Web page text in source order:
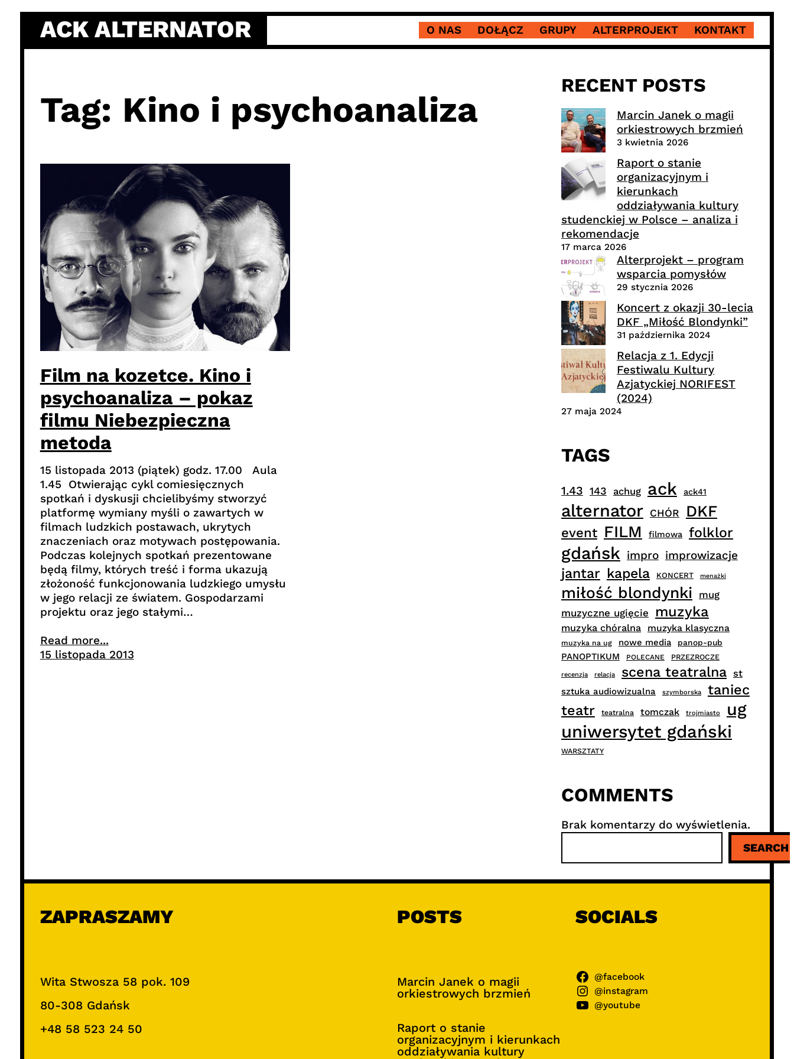
content
ACK ALTERNATOR O NAS DOŁĄCZ GRUPY ALTERPROJEKT KONTAKT
Tag: Kino i psychoanaliza
Film na kozetce. Kino i
psychoanaliza – pokaz
filmu Niebezpieczna
metoda
15 listopada 2013 (piątek) godz. 17.00 Aula
1.45 Otwierając cykl comiesięcznych
spotkań i dyskusji chcielibyśmy stworzyć
platformę wymiany myśli o zawartych w
filmach ludzkich postawach, ukrytych
znaczeniach oraz motywach postępowania.
Podczas kolejnych spotkań prezentowane
będą filmy, których treść i forma ukazują
złożoność funkcjonowania ludzkiego umysłu
w jego relacji ze światem. Gospodarzami
projektu oraz jego stałymi…
Read more...
15 listopada 2013
RECENT POSTS
Marcin Janek o magii
orkiestrowych brzmień
3 kwietnia 2026
Raport o stanie
organizacyjnym i
kierunkach
oddziaływania kultury
studenckiej w Polsce – analiza i
rekomendacje
17 marca 2026
Alterprojekt – program
wsparcia pomysłów
29 stycznia 2026
Koncert z okazji 30-lecia
DKF „Miłość Blondynki”
31 października 2024
Relacja z 1. Edycji
Festiwalu Kultury
Azjatyckiej NORIFEST
(2024)
27 maja 2024
TAGS
1.43 143 achug ack ack41
alternator CHÓR DKF
event FILM filmowa folklor
gdańsk impro improwizacje
jantar kapela KONCERT menażki
miłość blondynki mug
muzyczne ugięcie muzyka
muzyka chóralna muzyka klasyczna
muzyka na ug nowe media panop-pub
PANOPTIKUM POLECANE PRZEZROCZE
recenzja relacja scena teatralna st
sztuka audiowizualna szymborska
taniec
teatr
teatralna tomczak trojmiasto
ug
uniwersytet gdański
WARSZTATY
COMMENTS
Brak komentarzy do wyświetlenia.
u
k
SEARCH
ZAPRASZAMY
Wita Stwosza 58 pok. 109
80-308 Gdańsk
+48 58 523 24 50
POSTS
Marcin Janek o magii
orkiestrowych brzmień
Raport o stanie
organizacyjnym i kierunkach
oddziaływania kultury
SOCIALS
@facebook
@instagram
@youtube